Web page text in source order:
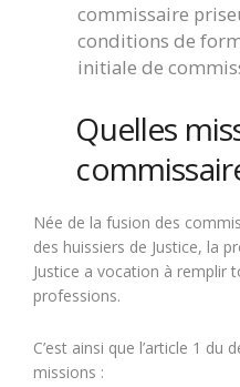
commissaire
conditions de
initiale de
Quelles
Née de la fusion des
des huissiers de Justice, la
Justice a vocation à remplir
professions.
C’est ainsi que l’article 1 du
missions :